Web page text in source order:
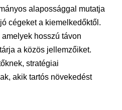
alapossággal mutatja
cégeket a kiemelkedőktől.
hosszú távon
a közös jellemzőiket.
stratégiai
akik tartós növekedést